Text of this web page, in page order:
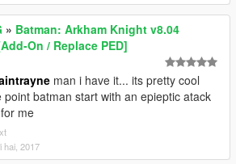
» Batman: Arkham Knight v8.04
On / Replace PED]
man i have it... its pretty cool
point batman start with an epieptic atack
me
hai, 2017